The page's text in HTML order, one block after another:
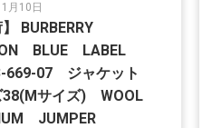
月10日
】 BURBERRY
BLUE LABEL
669-07 ジャケット
38(Mサイズ) WOOL
JUMPER